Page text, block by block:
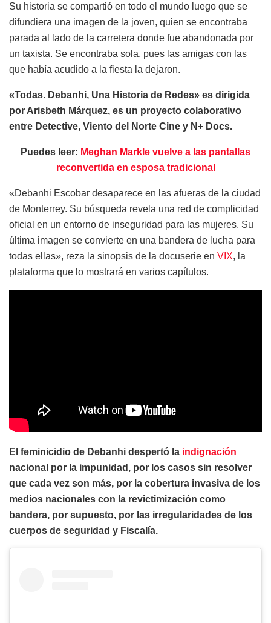
Su historia se compartió en todo el mundo luego que se
difundiera una imagen de la joven, quien se encontraba
parada al lado de la carretera donde fue abandonada por
un taxista. Se encontraba sola, pues las amigas con las
que había acudido a la fiesta la dejaron.
«Todas. Debanhi, Una Historia de Redes» es dirigida
por Arisbeth Márquez, es un proyecto colaborativo
entre Detective, Viento del Norte Cine y N+ Docs.
Puedes leer: Meghan Markle vuelve a las pantallas
reconvertida en esposa tradicional
«Debanhi Escobar desaparece en las afueras de la ciudad
de Monterrey. Su búsqueda revela una red de complicidad
oficial en un entorno de inseguridad para las mujeres. Su
última imagen se convierte en una bandera de lucha para
todas ellas», reza la sinopsis de la docuserie en VIX, la
plataforma que lo mostrará en varios capítulos.
El feminicidio de Debanhi despertó la indignación
nacional por la impunidad, por los casos sin resolver
que cada vez son más, por la cobertura invasiva de los
medios nacionales con la revictimización como
bandera, por supuesto, por las irregularidades de los
cuerpos de seguridad y Fiscalía.